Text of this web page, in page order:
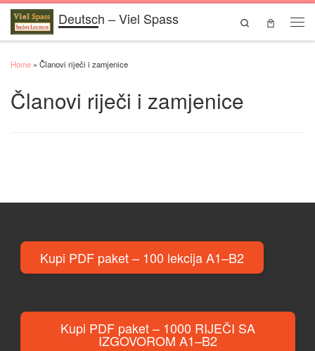
Skip to contentDeutsch – Viel Spass
Search
Home » Članovi riječi i zamjenice
Članovi riječi i zamjenice
Kupi PDF paket – 100 lekcija A1–B2
Kupi PDF paket – 1000 RIJEČI SA
IZGOVOROM A1–B2